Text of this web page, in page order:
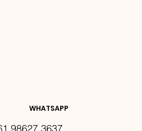
E
WHATSAPP
98627 3637